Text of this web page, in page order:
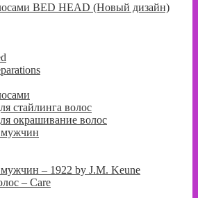
BED HEAD (Новый дизайн)
стайлинга волос
окрашивание волос
– 1922 by J.M. Keune
– Сare